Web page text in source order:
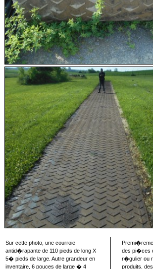
Sur cette photo, une courroie
antid�rapante de 110 pieds de long X
5� pieds de large. Autre grandeur en
inventaire, 6 pouces de large � 4
des pi�ces
r�gulier ou
produits,